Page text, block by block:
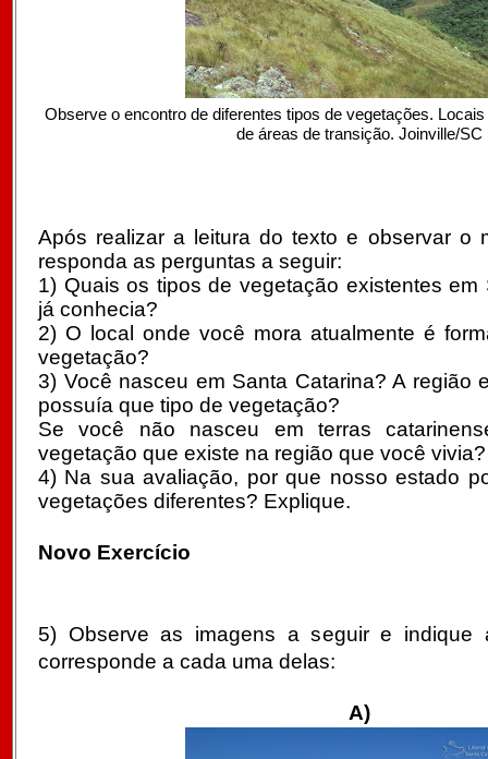
Observe o encontro de diferentes tipos de vegetações.
de áreas de transição. Joinville/SC
Após realizar a leitura do texto e observar o
responda as perguntas a seguir:
1) Quais os tipos de vegetação existentes em
já conhecia?
2) O local onde você mora atualmente é
vegetação?
3) Você nasceu em Santa Catarina? A região
possuía que tipo de vegetação?
Se você não nasceu em terras
vegetação que existe na região que você vivia?
4) Na sua avaliação, por que nosso estado
vegetações diferentes? Explique.
Novo Exercício
5) Observe as imagens a seguir e indique
corresponde a cada uma delas:
A)